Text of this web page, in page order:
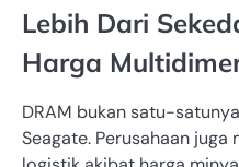
Lebih Dari
Harga
DRAM bukan satu-
Seagate. Perusahaan